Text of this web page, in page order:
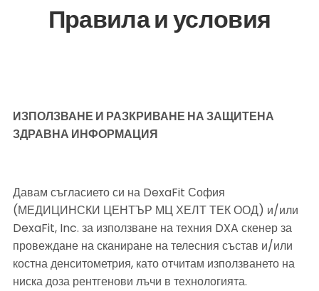
Правила и условия
ИЗПОЛЗВАНЕ И РАЗКРИВАНЕ НА ЗАЩИТЕНА
ЗДРАВНА ИНФОРМАЦИЯ
Давам съгласието си на DexaFit София
(МЕДИЦИНСКИ ЦЕНТЪР МЦ ХЕЛТ ТЕК ООД) и/или
DexaFit, Inc. за използване на техния DXA скенер за
провеждане на сканиране на телесния състав и/или
костна денситометрия, като отчитам използването на
ниска доза рентгенови лъчи в технологията.